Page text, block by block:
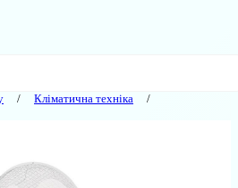
Кліматична техніка